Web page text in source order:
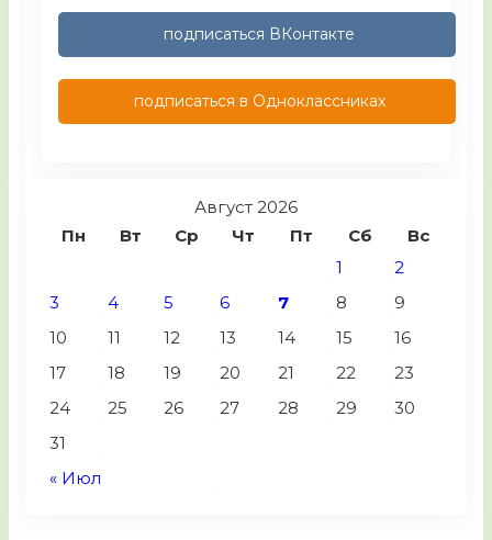
подписаться ВКонтакте
подписаться в Одноклассниках
Август 2026
Пн
Вт Ср Чт Пт Сб Вс
« Июл
1
2
3
4 5 6 7 8
9
10
11 12 13 14 15
16
17
18 19 20 21 22
23
24
25 26 27 28 29
30
31